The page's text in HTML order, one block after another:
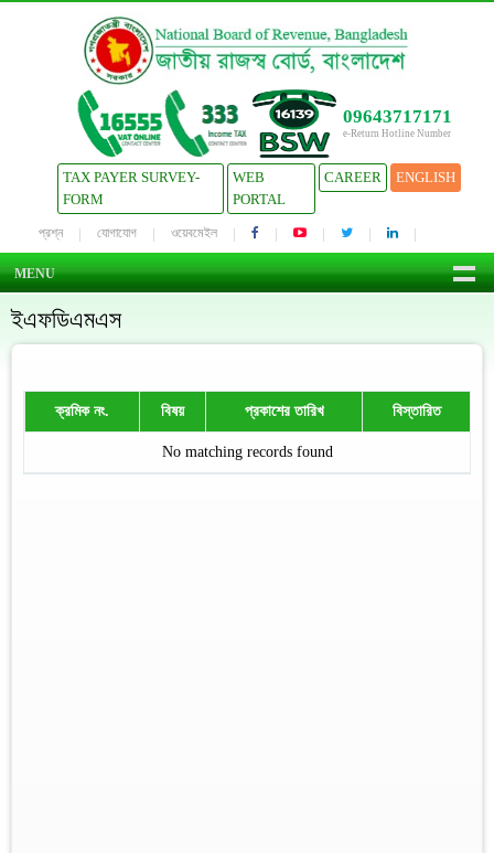
09643717171
e-Return Hotline Number
TAX PAYER SURVEY-
FORM
WEB
PORTAL
CAREER ENGLISH
প্রশ্ন যোগাযোগ ওয়েবমেইল
MENU
ইএফডিএমএস
ক্রমিক নং. বিষয় প্রকাশের তারিখ বিস্তারিত
No matching records found